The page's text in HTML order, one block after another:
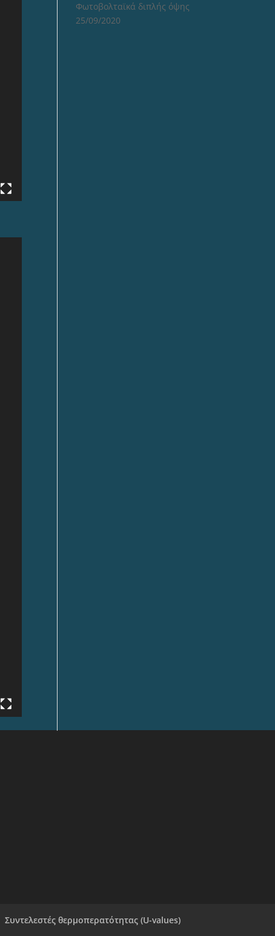
Φωτοβολταϊκά διπλής όψης
25/09/2020
Συντελεστές θερμοπερατότητας (U-values)